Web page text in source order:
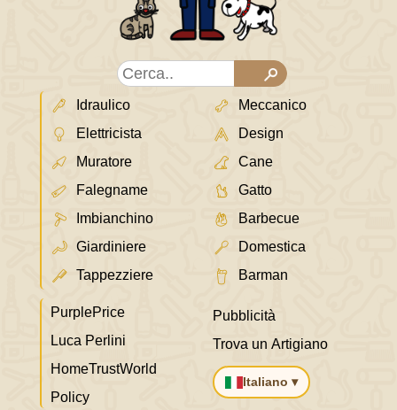
Idraulico
Elettricista
Muratore
Falegname
Imbianchino
Giardiniere
Tappezziere
Meccanico
Design
Cane
Gatto
Barbecue
Domestica
Barman
PurplePrice
Luca Perlini
HomeTrustWorld
Policy
Pubblicità
Trova un Artigiano
Italiano ▾